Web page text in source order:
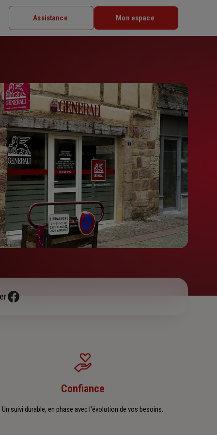
Assistance Mon espace
Confiance
Un suivi durable, en phase avec l'évolution de vos besoins.